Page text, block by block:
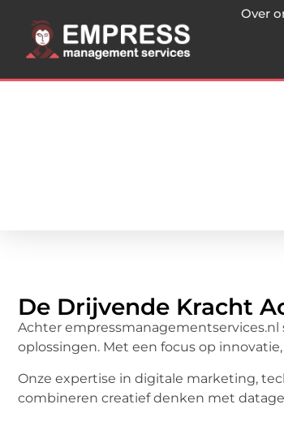
Over
De Drijvende Kracht
Achter
oplossingen. Met een focus op
Onze expertise in digitale marketing,
combineren creatief denken met